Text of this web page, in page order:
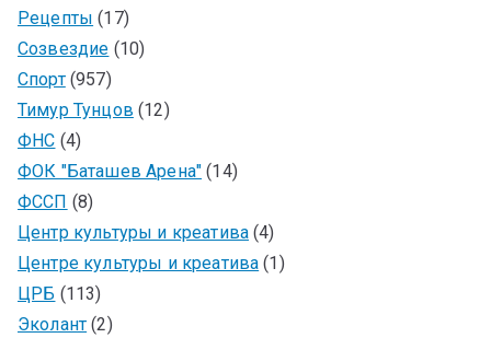
Рецепты (17)
Созвездие (10)
Спорт(957)
Тимур Тунцов (12)
ФНС (4)
ФОК "Баташев Арена" (14)
ФССП (8)
Центр культуры и креатива (4)
Центре культуры и креатива (1)
ЦРБ (113)
Эколант (2)